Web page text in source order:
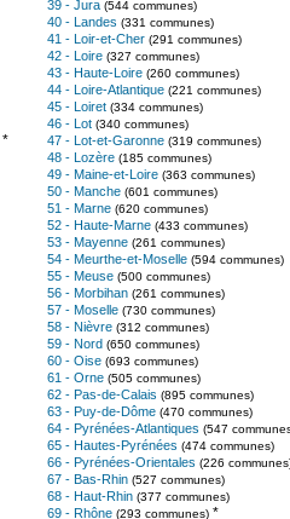
*
39 - Jura (544 communes)
40 - Landes (331 communes)
41 - Loir-et-Cher (291 communes)
42 - Loire (327 communes)
43 - Haute-Loire (260 communes)
44 - Loire-Atlantique (221 communes)
45 - Loiret (334 communes)
46 - Lot (340 communes)
47 - Lot-et-Garonne (319 communes)
48 - Lozère (185 communes)
49 - Maine-et-Loire (363 communes)
50 - Manche (601 communes)
51 - Marne (620 communes)
52 - Haute-Marne (433 communes)
53 - Mayenne (261 communes)
54 - Meurthe-et-Moselle (594 communes)
55 - Meuse (500 communes)
56 - Morbihan (261 communes)
57 - Moselle (730 communes)
58 - Nièvre (312 communes)
59 - Nord (650 communes)
60 - Oise (693 communes)
61 - Orne (505 communes)
62 - Pas-de-Calais (895 communes)
63 - Puy-de-Dôme (470 communes)
64 - Pyrénées-Atlantiques (547
65 - Hautes-Pyrénées (474 communes)
66 - Pyrénées-Orientales (226
67 - Bas-Rhin (527 communes)
68 - Haut-Rhin (377 communes)
69 - Rhône (293 communes) *